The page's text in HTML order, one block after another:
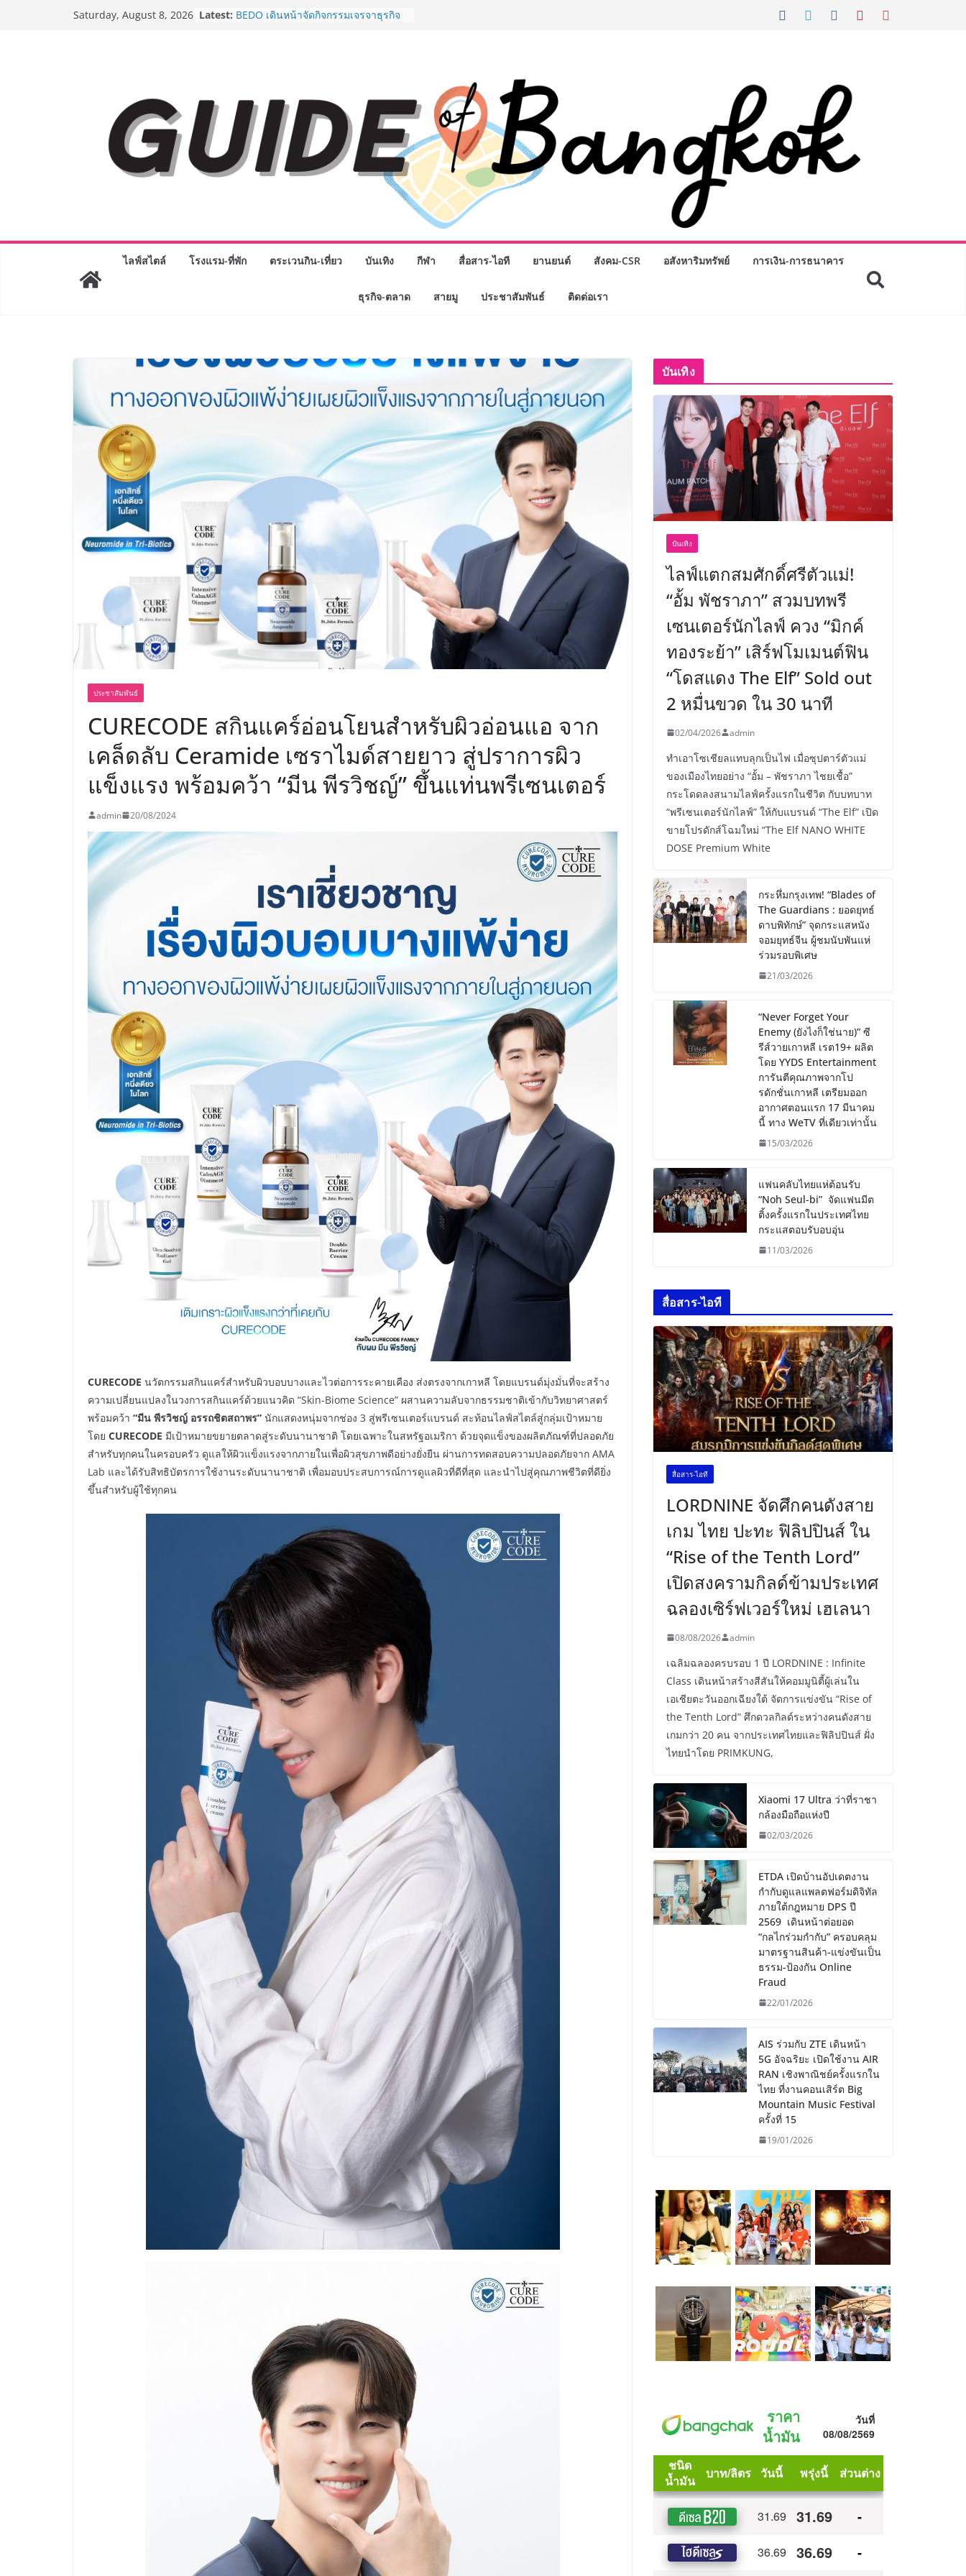
Saturday, August 8, 2026 Latest: AirAsia X SEE FAH พันธมิตรทางธุรกิจ
ระดับผลิตภัณฑ์ท้องถิ่นสู่ตลาดเชิง
พาณิชย์อย่างยั่งยืน
LORDNINE จัดศึกคนดังสายเกม ไทย
ปะทะ ฟิลิปปินส์ ใน “Rise of the Tenth
Lord” เปิดสงครามกิลด์ข้ามประเทศ
ฉลองเซิร์ฟเวอร์ใหม่ เฮเลนา
Guangzhou Yinghao School เผยวิสัย
ทัศน์การศึกษาที่พร้อมรับอนาคต “เราไม่
เขาให้พร้อมเป็นผู้กำหนดอนาคต”
8.8 “ซูเลียน” รวมพลังนักธุรกิจทั่ว
พร้อมฟรีคอนเสิร์ต “โชค รถแห่” ยกวง
ไลฟ์สไตล์ โรงแรม-ที่พัก ตระเวนกิน-เที่ยว บันเทิง กีฬา สื่อสาร-ไอที ยานยนต์ สังคม-CSR อสังหาริมทรัพย์ การเงิน-การธนาคาร
ธุรกิจ-ตลาด สายมู ประชาสัมพันธ์ ติดต่อเรา
ประชาสัมพันธ์
CURECODE สกินแคร์อ่อนโยนสำหรับผิวอ่อนแอ จาก
เคล็ดลับ Ceramide เซราไมด์สายยาว สู่ปราการผิว
แข็งแรง พร้อมคว้า “มีน พีรวิชญ์” ขึ้นแท่นพรีเซนเตอร์
admin 20/08/2024
CURECODE นวัตกรรมสกินแคร์สำหรับผิวบอบบางและไวต่อการระคายเคือง ส่งตรงจากเกาหลี โดยแบรนด์มุ่งมั่นที่จะสร้าง
ความเปลี่ยนแปลงในวงการสกินแคร์ด้วยแนวคิด “Skin-Biome Science” ผสานความลับจากธรรมชาติเข้ากับวิทยาศาสตร์
พร้อมคว้า “มีน พีรวิชญ์ อรรถชิตสถาพร” นักแสดงหนุ่มจากช่อง 3 สู่พรีเซนเตอร์แบรนด์ สะท้อนไลฟ์สไตล์สู่กลุ่มเป้าหมาย
โดย CURECODE มีเป้าหมายขยายตลาดสู่ระดับนานาชาติ โดยเฉพาะในสหรัฐอเมริกา ด้วยจุดแข็งของผลิตภัณฑ์ที่ปลอดภัย
สำหรับทุกคนในครอบครัว ดูแลให้ผิวแข็งแรงจากภายในเพื่อผิวสุขภาพดีอย่างยั่งยืน ผ่านการทดสอบความปลอดภัยจาก AMA
Lab และได้รับสิทธิบัตรการใช้งานระดับนานาชาติ เพื่อมอบประสบการณ์การดูแลผิวที่ดีที่สุด และนำไปสู่คุณภาพชีวิตที่ดียิ่ง
ขึ้นสำหรับผู้ใช้ทุกคน
บันเทิง
บันเทิง
ไลฟ์แตกสมศักดิ์ศรีตัวแม่!
“อั้ม พัชราภา” สวมบทพรี
เซนเตอร์นักไลฟ์ ควง “มิกค์
ทองระย้า” เสิร์ฟโมเมนต์ฟิน
“โดสแดง The Elf” Sold out
2 หมื่นขวด ใน 30 นาที
02/04/2026 admin
ทำเอาโซเชียลแทบลุกเป็นไฟ เมื่อซุปตาร์ตัวแม่
ของเมืองไทยอย่าง “อั้ม – พัชราภา ไชยเชื้อ”
กระโดดลงสนามไลฟ์ครั้งแรกในชีวิต กับบทบาท
“พรีเซนเตอร์นักไลฟ์” ให้กับแบรนด์ “The Elf” เปิด
ขายโปรดักส์โฉมใหม่ “The Elf NANO WHITE
DOSE Premium White
กระหึ่มกรุงเทพ! “Blades of
The Guardians : ยอดยุทธ์
ดาบพิทักษ์” จุดกระแสหนัง
จอมยุทธ์จีน ผู้ชมนับพันแห่
ร่วมรอบพิเศษ
21/03/2026
“Never Forget Your
Enemy (ยังไงก็ใช่นาย)” ซี
รีส์วายเกาหลี เรต19+ ผลิต
โดย YYDS Entertainment
การันตีคุณภาพจากโป
รดักชั่นเกาหลี เตรียมออก
อากาศตอนแรก 17 มีนาคม
นี้ ทาง WeTV ที่เดียวเท่านั้น
15/03/2026
แฟนคลับไทยแห่ต้อนรับ
“Noh Seul-bi” จัดแฟนมีต
ติ้งครั้งแรกในประเทศไทย
กระแสตอบรับอบอุ่น
11/03/2026
สื่อสาร-ไอที
สื่อสาร-ไอที
LORDNINE จัดศึกคนดังสาย
เกม ไทย ปะทะ ฟิลิปปินส์ ใน
“Rise of the Tenth Lord”
เปิดสงครามกิลด์ข้ามประเทศ
ฉลองเซิร์ฟเวอร์ใหม่ เฮเลนา
08/08/2026 admin
เฉลิมฉลองครบรอบ 1 ปี LORDNINE : Infinite
Class เดินหน้าสร้างสีสันให้คอมมูนิตี้ผู้เล่นใน
เอเชียตะวันออกเฉียงใต้ จัดการแข่งขัน “Rise of
the Tenth Lord” ศึกดวลกิลด์ระหว่างคนดังสาย
เกมกว่า 20 คน จากประเทศไทยและฟิลิปปินส์ ฝั่ง
ไทยนำโดย PRIMKUNG,
Xiaomi 17 Ultra ว่าที่ราชา
กล้องมือถือแห่งปี
02/03/2026
ETDA เปิดบ้านอัปเดตงาน
กำกับดูแลแพลตฟอร์มดิจิทัล
ภายใต้กฎหมาย DPS ปี
2569 เดินหน้าต่อยอด
“กลไกร่วมกำกับ” ครอบคลุม
มาตรฐานสินค้า-แข่งขันเป็น
ธรรม-ป้องกัน Online
Fraud
22/01/2026
AIS ร่วมกับ ZTE เดินหน้า
5G อัจฉริยะ เปิดใช้งาน AIR
RAN เชิงพาณิชย์ครั้งแรกใน
ไทย ที่งานคอนเสิร์ต Big
Mountain Music Festival
ครั้งที่ 15
19/01/2026